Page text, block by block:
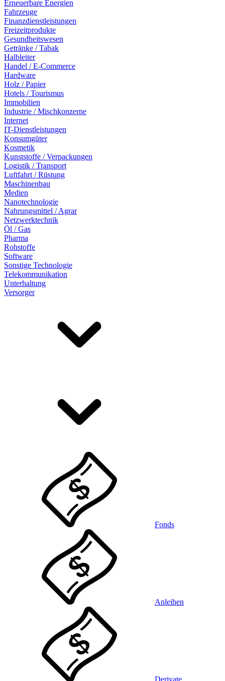
Erneuerbare Energien
Fahrzeuge
Finanzdienstleistungen
Freizeitprodukte
Gesundheitswesen
Getränke / Tabak
Halbleiter
Handel / E-Commerce
Hardware
Holz / Papier
Hotels / Tourismus
Immobilien
Industrie / Mischkonzerne
Internet
IT-Dienstleistungen
Konsumgüter
Kosmetik
Kunststoffe / Verpackungen
Logistik / Transport
Luftfahrt / Rüstung
Maschinenbau
Medien
Nanotechnologie
Nahrungsmittel / Agrar
Netzwerktechnik
Öl / Gas
Pharma
Rohstoffe
Software
Sonstige Technologie
Telekommunikation
Unterhaltung
Versorger
Fonds
Anleihen
Derivate